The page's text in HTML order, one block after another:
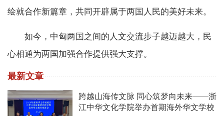
绘就合作新篇章，共同开辟属于两国人民的美好未来。
如今，中匈两国之间的人文交流步子越迈越大，民
心相通为两国加强合作提供强大支撑。
最新文章
跨越山海传文脉 同心筑梦向未来——浙
江中华文化学院举办首期海外华文学校